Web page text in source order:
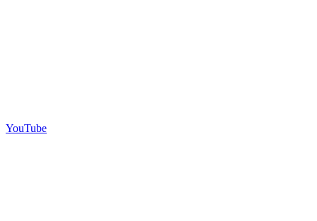
YouTube